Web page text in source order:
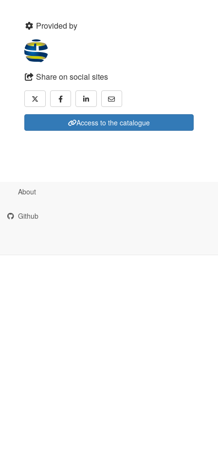
Provided by
Share on social sites
Access to the catalogue
About
Github